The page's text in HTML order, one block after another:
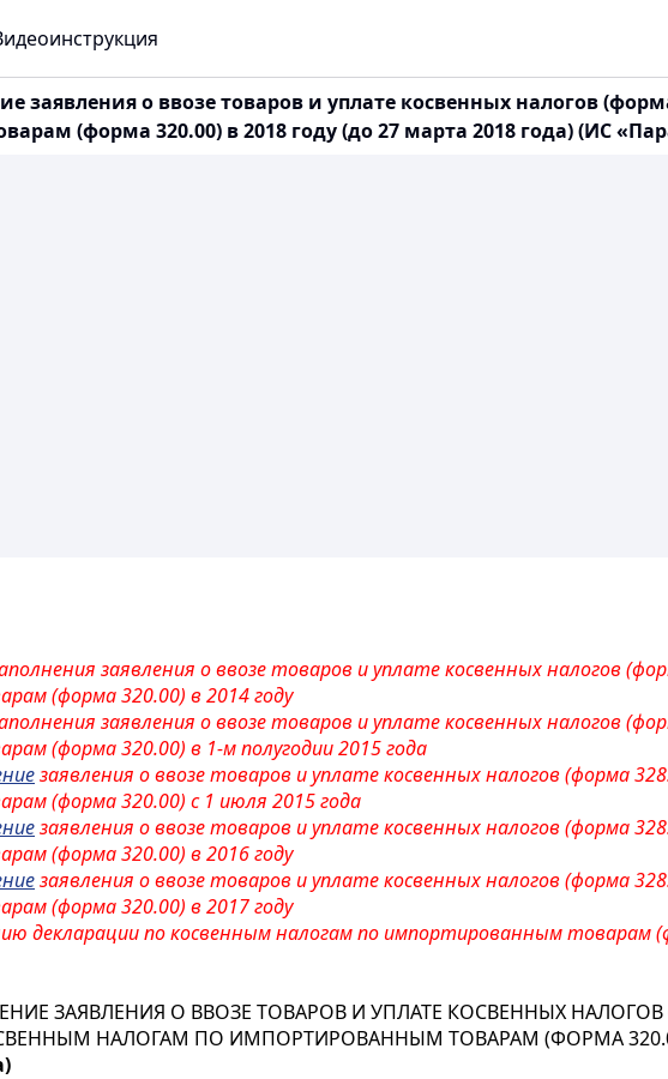
заявления о ввозе товаров и уплате косвенных налогов
(форма 320.00) в 2018 году (до 27 марта 2018 года) (ИС
заявления о ввозе товаров и уплате косвенных налогов
(форма 320.00) в 2014 году
заявления о ввозе товаров и уплате косвенных налогов
(форма 320.00) в 1-м полугодии 2015 года
заявления о ввозе товаров и уплате косвенных налогов (форма
(форма 320.00) с 1 июля 2015 года
заявления о ввозе товаров и уплате косвенных налогов (форма
(форма 320.00) в 2016 году
заявления о ввозе товаров и уплате косвенных налогов (форма
(форма 320.00) в 2017 году
декларации по косвенным налогам по импортированным товарам
ЗАЯВЛЕНИЯ О ВВОЗЕ ТОВАРОВ И УПЛАТЕ КОСВЕННЫХ НАЛОГОВ
НАЛОГАМ ПО ИМПОРТИРОВАННЫМ ТОВАРАМ (ФОРМА